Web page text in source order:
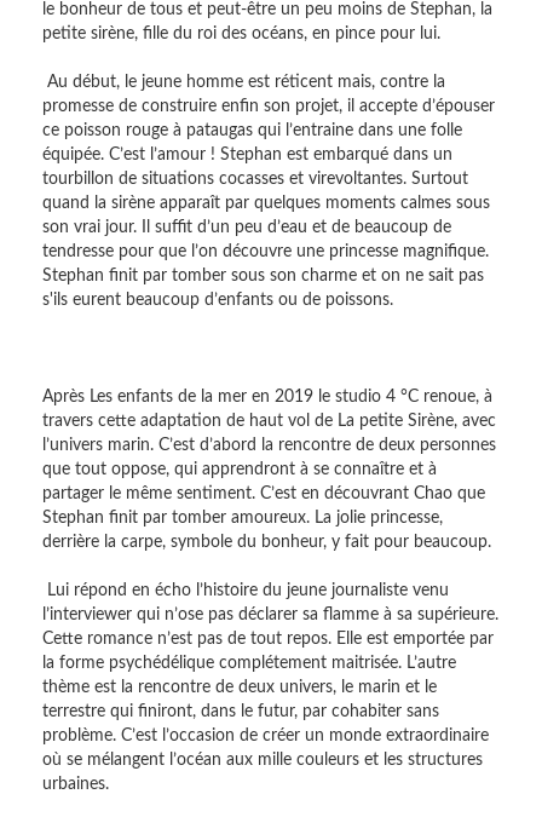
le bonheur de tous et peut-être un peu moins de Stephan, la
petite sirène, fille du roi des océans, en pince pour lui.
Au début, le jeune homme est réticent mais, contre la
promesse de construire enfin son projet, il accepte d’épouser
ce poisson rouge à pataugas qui l’entraine dans une folle
équipée. C’est l’amour ! Stephan est embarqué dans un
tourbillon de situations cocasses et virevoltantes. Surtout
quand la sirène apparaît par quelques moments calmes sous
son vrai jour. Il suffit d’un peu d’eau et de beaucoup de
tendresse pour que l’on découvre une princesse magnifique.
Stephan finit par tomber sous son charme et on ne sait pas
s'ils eurent beaucoup d’enfants ou de poissons.
Après Les enfants de la mer en 2019 le studio 4 °C renoue, à
travers cette adaptation de haut vol de La petite Sirène, avec
l’univers marin. C’est d’abord la rencontre de deux personnes
que tout oppose, qui apprendront à se connaître et à
partager le même sentiment. C’est en découvrant Chao que
Stephan finit par tomber amoureux. La jolie princesse,
derrière la carpe, symbole du bonheur, y fait pour beaucoup.
Lui répond en écho l’histoire du jeune journaliste venu
l’interviewer qui n’ose pas déclarer sa flamme à sa supérieure.
Cette romance n’est pas de tout repos. Elle est emportée par
la forme psychédélique complétement maitrisée. L’autre
thème est la rencontre de deux univers, le marin et le
terrestre qui finiront, dans le futur, par cohabiter sans
problème. C’est l’occasion de créer un monde extraordinaire
où se mélangent l’océan aux mille couleurs et les structures
urbaines.